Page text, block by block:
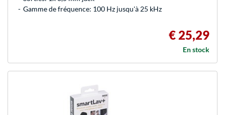
Gamme de fréquence: 100 Hz jusqu'à 25 kHz
€ 25,29
En stock